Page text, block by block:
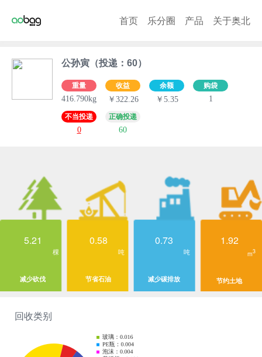
首页 乐分圈 产品 关于奥北
公孙寅（投递：60）
重量
416.790kg
收益
￥322.26
余额
￥5.35
购袋
1
不当投递
0
正确投递
60
5.21
棵
减少砍伐
0.58
吨
节省石油
0.73
吨
减少碳排放
1.92
m3
节约土地
回收类别